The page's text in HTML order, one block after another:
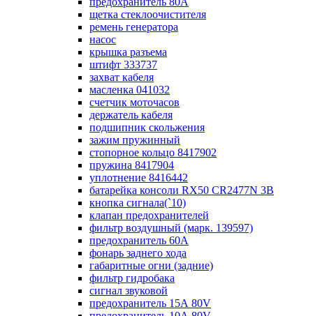
щетка стеклоочистителя
ремень генератора
насос
крышка разъема
штифт 333737
захват кабеля
масленка 041032
счетчик моточасов
держатель кабеля
подшипник скольжения
зажим пружинный
стопорное кольцо 8417902
пружина 8417904
уплотнение 8416442
батарейка консоли RX50 CR2477N 3B
кнопка сигнала(`10)
клапан предохранителей
фильтр воздушный (марк. 139597)
предохранитель 60А
фонарь заднего хода
габаритные огни (задние)
фильтр гидробака
сигнал звуковой
предохранитель 15А 80V